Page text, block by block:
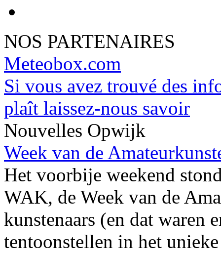
NOS PARTENAIRES
Meteobox.com
Si vous avez trouvé des
plaît laissez-nous savoir
Nouvelles Opwijk
Week van de
Het voorbije weekend
WAK, de Week van de
kunstenaars (en dat waren
tentoonstellen in het